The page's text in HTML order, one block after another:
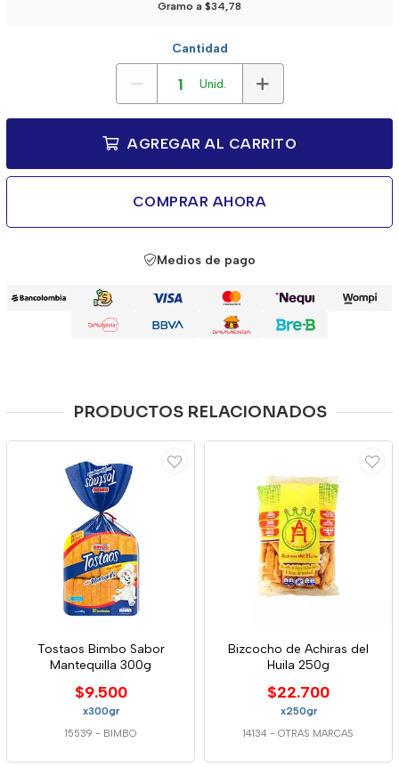
Gramo a $34,78
Cantidad
Unid.
AGREGAR AL CARRITO
COMPRAR AHORA
Medios de pago
PRODUCTOS RELACIONADOS
Tostaos Bimbo Sabor
Mantequilla 300g
$9.500
x300gr
15539 - BIMBO
Bizcocho de Achiras del
Huila 250g
$22.700
x250gr
14134 - OTRAS MARCAS